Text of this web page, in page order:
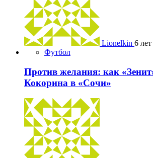
Lionelkin 6 лет
Футбол
Против желания: как
Кокорина в «Сочи»